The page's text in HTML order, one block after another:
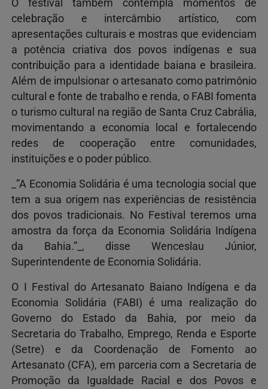
O festival também contempla momentos de
celebração e intercâmbio artístico, com
apresentações culturais e mostras que evidenciam
a potência criativa dos povos indígenas e sua
contribuição para a identidade baiana e brasileira.
Além de impulsionar o artesanato como patrimônio
cultural e fonte de trabalho e renda, o FABI fomenta
o turismo cultural na região de Santa Cruz Cabrália,
movimentando a economia local e fortalecendo
redes de cooperação entre comunidades,
instituições e o poder público.
_”A Economia Solidária é uma tecnologia social que
tem a sua origem nas experiências de resistência
dos povos tradicionais. No Festival teremos uma
amostra da força da Economia Solidária Indígena
da Bahia.”_, disse Wenceslau Júnior,
Superintendente de Economia Solidária.
O I Festival do Artesanato Baiano Indígena e da
Economia Solidária (FABI) é uma realização do
Governo do Estado da Bahia, por meio da
Secretaria do Trabalho, Emprego, Renda e Esporte
(Setre) e da Coordenação de Fomento ao
Artesanato (CFA), em parceria com a Secretaria de
Promoção da Igualdade Racial e dos Povos e